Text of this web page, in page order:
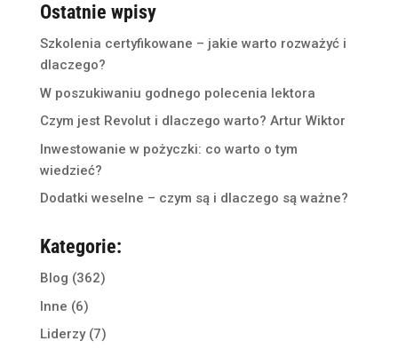
Ostatnie wpisy
Szkolenia certyfikowane – jakie warto rozważyć i
dlaczego?
W poszukiwaniu godnego polecenia lektora
Czym jest Revolut i dlaczego warto? Artur Wiktor
Inwestowanie w pożyczki: co warto o tym
wiedzieć?
Dodatki weselne – czym są i dlaczego są ważne?
Kategorie:
Blog (362)
Inne (6)
Liderzy(7)